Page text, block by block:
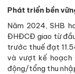
Phát triển bền
Năm 2024, SHB
ĐHĐCĐ giao từ đầu
trước thuế đạt
và vượt kế hoạch
động/tổng thu